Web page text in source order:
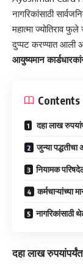
नागरिकांसाठी
महात्मा ज्योतिराव
दुप्पट करण्यात आली
आयुष्यमान
Contents
दहा लाख
जुन्या
नियामक
कर्मचाऱ्यांच्या
नागरिकांसाठी
दहा लाख